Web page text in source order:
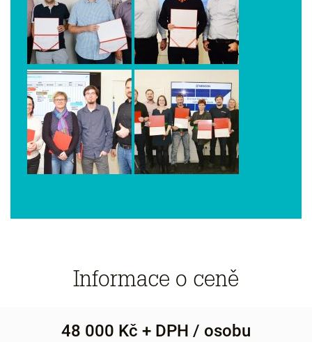
Informace o ceně
48 000 Kč + DPH / osobu